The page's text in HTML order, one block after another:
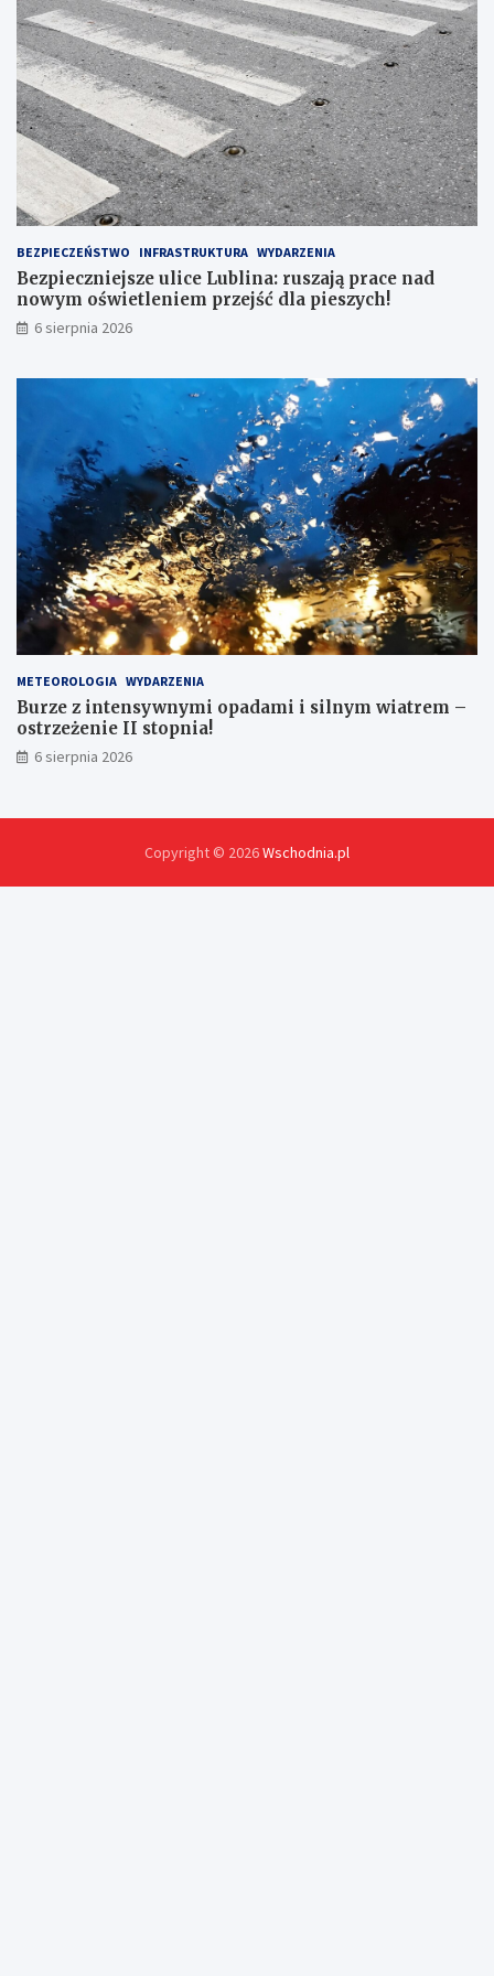
G
O
N
R
1
6
7
BEZPIECZEŃSTWO INFRASTRUKTURA WYDARZENIA
Bezpieczniejsze ulice Lublina: ruszają prace nad
nowym oświetleniem przejść dla pieszych!
6 sierpnia 2026
METEOROLOGIA WYDARZENIA
Burze z intensywnymi opadami i silnym wiatrem –
ostrzeżenie II stopnia!
6 sierpnia 2026
Copyright © 2026Wschodnia.pl